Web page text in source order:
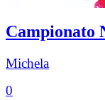
Campionato
Michela
0